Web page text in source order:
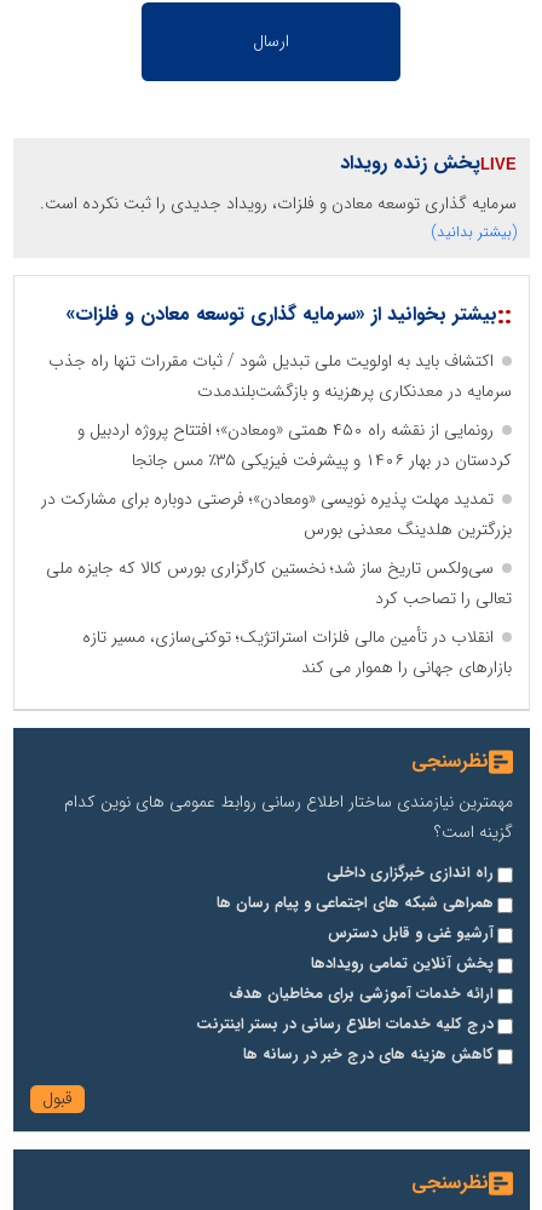
پخش زنده رویداد
سرمایه گذاری توسعه معادن و فلزات، رویداد جدیدی را ثبت نکرده است.
(بیشتر بدانید)
::بیشتر بخوانید از «سرمایه گذاری توسعه معادن و فلزات»
اکتشاف باید به اولویت ملی تبدیل شود / ثبات مقررات تنها راه جذب
سرمایه در معدنکاری پرهزینه و بازگشت‌بلندمدت
رونمایی از نقشه راه ۴۵۰ همتی «ومعادن»؛ افتتاح پروژه اردبیل و
کردستان در بهار ۱۴۰۶ و پیشرفت فیزیکی ۳۵٪ مس جانجا
تمدید مهلت پذیره نویسی «ومعادن»؛ فرصتی دوباره برای مشارکت در
بزرگترین هلدینگ معدنی بورس
سی‌ولکس تاریخ ساز شد؛ نخستین کارگزاری بورس کالا که جایزه ملی
تعالی را تصاحب کرد
انقلاب در تأمین مالی فلزات استراتژیک؛ توکنی‌سازی، مسیر تازه
بازارهای جهانی را هموار می کند
نظرسنجی
مهمترین نیازمندی ساختار اطلاع رسانی روابط عمومی های نوین کدام
گزینه است؟
راه اندازی خبرگزاری داخلی
همراهی شبکه های اجتماعی و پیام رسان ها
آرشیو غنی و قابل دسترس
پخش آنلاین تمامی رویدادها
ارائه خدمات آموزشی برای مخاطیان هدف
درج کلیه خدمات اطلاع رسانی در بستر اینترنت
کاهش هزینه های درج خبر در رسانه ها
نظرسنجی